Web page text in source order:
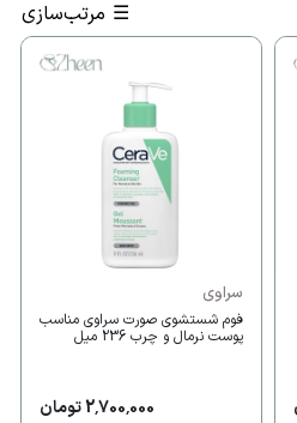
☰ مرتب‌سازی
سراوی
فوم شستشوی صورت سراوی مناسب
پوست نرمال و چرب 236 میل
2,700,000 تومان